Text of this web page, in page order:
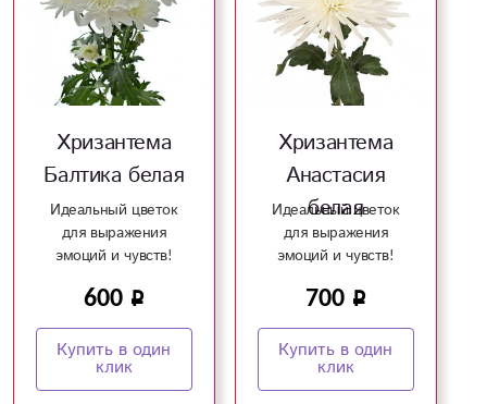
Хризантема
Балтика белая
Идеальный цветок
для выражения
эмоций и чувств!
600
Купить в один
клик
Хризантема
Анастасия
белая
Идеальный цветок
для выражения
эмоций и чувств!
700
Купить в один
клик